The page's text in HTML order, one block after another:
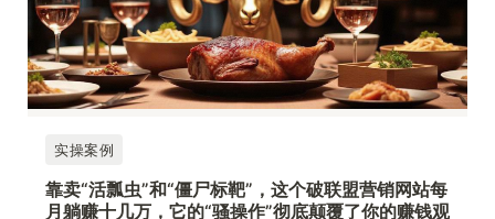
实操案例
靠卖“活瓢虫”和“僵尸标靶”，这个破联盟营销网站每
月躺赚十几万，它的“骚操作”彻底颠覆了你的赚钱观